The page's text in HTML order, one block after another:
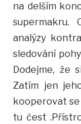
na delším
supermakru.
analýzy
sledování
Dodejme, že
Zatím jen
kooperovat se
tu čest